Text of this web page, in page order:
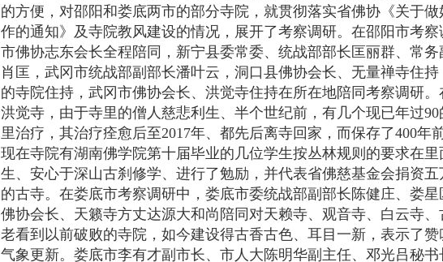
的方便，对邵阳和娄底两市的部分寺院，就贯彻落实省佛协《关于
作的通知》及寺院教风建设的情况，展开了考察调研。在邵阳市考
市佛协志东会长全程陪同，新宁县委常委、统战部部长匡丽群、常
肖匡，武冈市统战部副部长潘叶云，洞口县佛协会长、无量禅寺住
的寺院住持，武冈市佛协会长、洪觉寺住持在所在地陪同考察调研
洪觉寺，由于寺里的僧人慈悲利生、半个世纪前，有几个现已年过
里治疗，其治疗痊愈后至2017年、都先后离寺回家，而保存了400年
现在寺院有湖南佛学院第十届毕业的几位学生按丛林规则的要求在
生、安心于深山古刹修学、进行了勉励，并代表省佛慈基金会捐资
的古寺。在娄底市考察调研中，娄底市委统战部副部长陈健庄、娄
佛协会长、天籁寺方丈达源大和尚陪同对天赖寺、观音寺、白云寺
老看到以前破败的寺院，如今建设得古香古色、耳目一新，表示了
气象更新。娄底市李有才副市长、市人大陈明华副主任、邓光吕秘